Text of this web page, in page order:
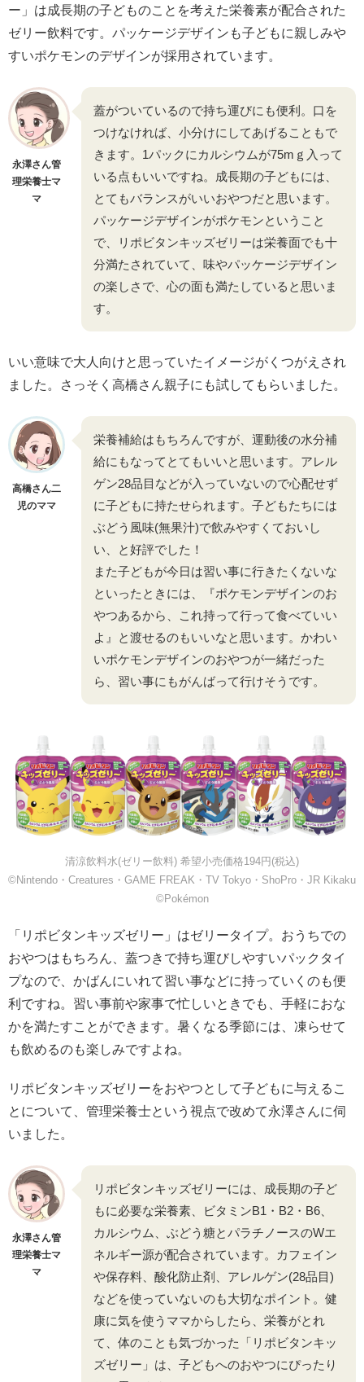
ー」は成長期の子どものことを考えた栄養素が配合された
ゼリー飲料です。パッケージデザインも子どもに親しみや
すいポケモンのデザインが採用されています。
永澤さん管
理栄養士マ
マ
蓋がついているので持ち運びにも便利。口を
つけなければ、小分けにしてあげることもで
きます。1パックにカルシウムが75mｇ入って
いる点もいいですね。成長期の子どもには、
とてもバランスがいいおやつだと思います。
パッケージデザインがポケモンということ
で、リポビタンキッズゼリーは栄養面でも十
分満たされていて、味やパッケージデザイン
の楽しさで、心の面も満たしていると思いま
す。
いい意味で大人向けと思っていたイメージがくつがえされ
ました。さっそく高橋さん親子にも試してもらいました。
高橋さん二
児のママ
栄養補給はもちろんですが、運動後の水分補
給にもなってとてもいいと思います。アレル
ゲン28品目などが入っていないので心配せず
に子どもに持たせられます。子どもたちには
ぶどう風味(無果汁)で飲みやすくておいし
い、と好評でした！
また子どもが今日は習い事に行きたくないな
といったときには、『ポケモンデザインのお
やつあるから、これ持って行って食べていい
よ』と渡せるのもいいなと思います。かわい
いポケモンデザインのおやつが一緒だった
ら、習い事にもがんばって行けそうです。
清涼飲料水(ゼリー飲料) 希望小売価格194円(税込)
©Nintendo・Creatures・GAME FREAK・TV Tokyo・ShoPro・JR Kikaku
©Pokémon
「リポビタンキッズゼリー」はゼリータイプ。おうちでの
おやつはもちろん、蓋つきで持ち運びしやすいパックタイ
プなので、かばんにいれて習い事などに持っていくのも便
利ですね。習い事前や家事で忙しいときでも、手軽におな
かを満たすことができます。暑くなる季節には、凍らせて
も飲めるのも楽しみですよね。
リポビタンキッズゼリーをおやつとして子どもに与えるこ
とについて、管理栄養士という視点で改めて永澤さんに伺
いました。
永澤さん管
理栄養士マ
マ
リポビタンキッズゼリーには、成長期の子ど
もに必要な栄養素、ビタミンB1・B2・B6、
カルシウム、ぶどう糖とパラチノースのWエ
ネルギー源が配合されています。カフェイン
や保存料、酸化防止剤、アレルゲン(28品目)
などを使っていないのも大切なポイント。健
康に気を使うママからしたら、栄養がとれ
て、体のことも気づかった「リポビタンキッ
ズゼリー」は、子どもへのおやつにぴったり